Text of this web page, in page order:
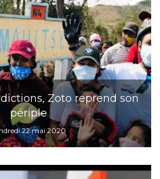
Zoto reprend son
périple
22 mai 2020